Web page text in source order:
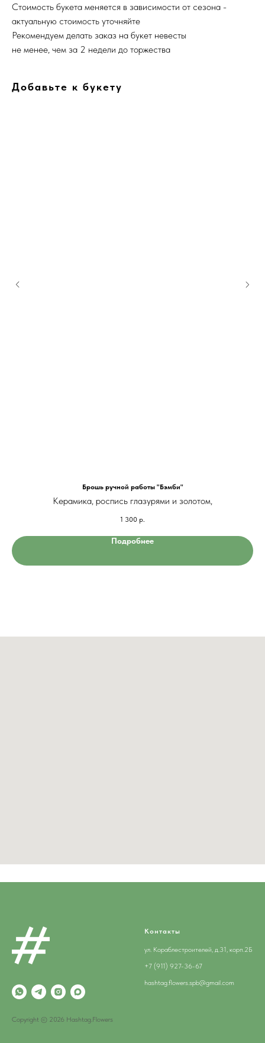
Стоимость букета меняется в зависимости от сезона -
актуальную стоимость уточняйте
Рекомендуем делать заказ на букет невесты
не менее, чем за 2 недели до торжества
Добавьте к букету
Брошь ручной работы "Бэмби"
Керамика, роспись глазурями и золотом,
1 300 р.
Подробнее
Copyright © 2026 Hashtag.Flowers
Контакты
ул. Кораблестроителей, д.31, корп.2Б
+7 (911) 927-36-67
hashtag.flowers.spb@gmail.com